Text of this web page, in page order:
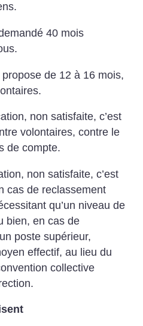
40 mois
de 12 à 16 mois,
non satisfaite, c’est
volontaires, contre le
de compte.
non satisfaite, c’est
cas de reclassement
qu’un niveau de
bien, en cas de
poste supérieur,
effectif, au lieu du
collective